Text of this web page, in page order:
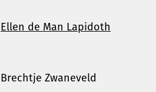
Ellen de Man Lapidoth
Brechtje Zwaneveld